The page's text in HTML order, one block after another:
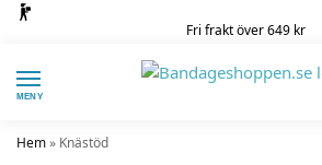
Fri frakt över 649 kr
MENY
Hem» Knästöd